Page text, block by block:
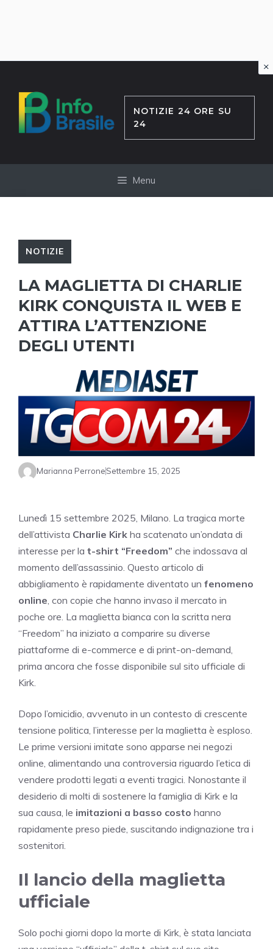
contenuto
NOTIZIE 24 ORE SU
24
Menu
NOTIZIE
LA MAGLIETTA DI CHARLIE
KIRK CONQUISTA IL WEB E
ATTIRA L’ATTENZIONE
DEGLI UTENTI
Marianna PerroneSettembre 15, 2025
Lunedì 15 settembre 2025, Milano. La tragica morte
dell’attivista Charlie Kirk ha scatenato un’ondata di
interesse per la t-shirt “Freedom” che indossava al
momento dell’assassinio. Questo articolo di
abbigliamento è rapidamente diventato un fenomeno
online , con copie che hanno invaso il mercato in
poche ore. La maglietta bianca con la scritta nera
“Freedom” ha iniziato a comparire su diverse
piattaforme di e-commerce e di print-on-demand,
prima ancora che fosse disponibile sul sito ufficiale di
Kirk.
Dopo l’omicidio, avvenuto in un contesto di crescente
tensione politica, l’interesse per la maglietta è esploso.
Le prime versioni imitate sono apparse nei negozi
online, alimentando una controversia riguardo l’etica di
vendere prodotti legati a eventi tragici. Nonostante il
desiderio di molti di sostenere la famiglia di Kirk e la
sua causa, le imitazioni a basso costo hanno
rapidamente preso piede, suscitando indignazione tra i
sostenitori.
Il lancio della maglietta
ufficiale
Solo pochi giorni dopo la morte di Kirk, è stata lanciata
×